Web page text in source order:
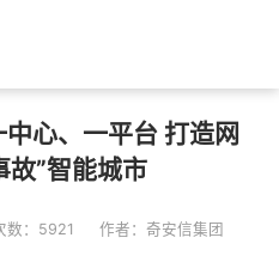
心、一平台 打造网
故”智能城市
数：5921 作者：奇安信集团